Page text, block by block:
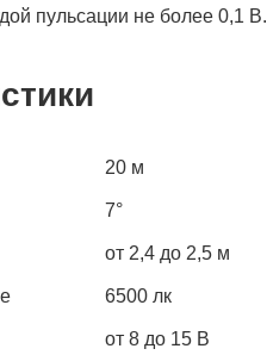
пульсации не более 0,1 В.
20 м
7°
от 2,4 до 2,5 м
6500 лк
от 8 до 15 В